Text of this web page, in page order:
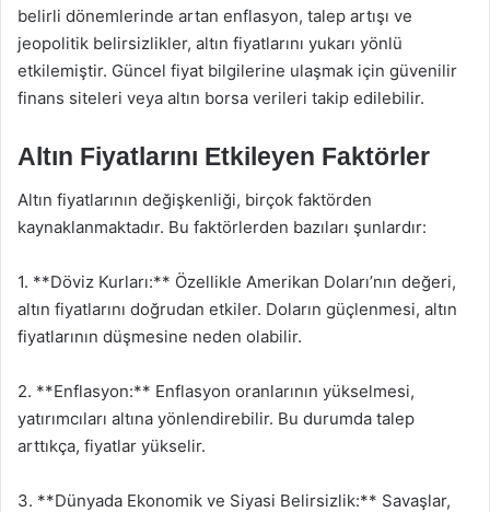
belirli dönemlerinde artan enflasyon, talep artışı ve
jeopolitik belirsizlikler, altın fiyatlarını yukarı yönlü
etkilemiştir. Güncel fiyat bilgilerine ulaşmak için güvenilir
finans siteleri veya altın borsa verileri takip edilebilir.
Altın Fiyatlarını Etkileyen Faktörler
Altın fiyatlarının değişkenliği, birçok faktörden
kaynaklanmaktadır. Bu faktörlerden bazıları şunlardır:
1. **Döviz Kurları:** Özellikle Amerikan Doları’nın değeri,
altın fiyatlarını doğrudan etkiler. Doların güçlenmesi, altın
fiyatlarının düşmesine neden olabilir.
2. **Enflasyon:** Enflasyon oranlarının yükselmesi,
yatırımcıları altına yönlendirebilir. Bu durumda talep
arttıkça, fiyatlar yükselir.
3. **Dünyada Ekonomik ve Siyasi Belirsizlik:** Savaşlar,